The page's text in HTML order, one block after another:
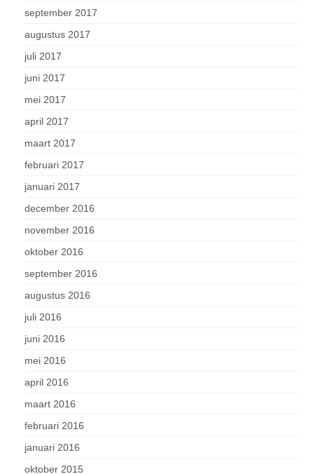
september 2017
augustus 2017
juli 2017
juni 2017
mei 2017
april 2017
maart 2017
februari 2017
januari 2017
december 2016
november 2016
oktober 2016
september 2016
augustus 2016
juli 2016
juni 2016
mei 2016
april 2016
maart 2016
februari 2016
januari 2016
oktober 2015